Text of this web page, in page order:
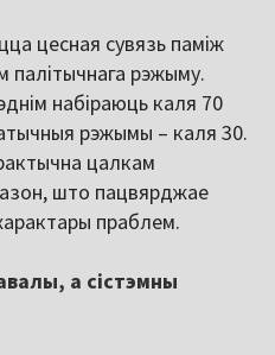
цесная сувязь паміж
палітычнага рэжыму.
набіраюць каля 70
рэжымы – каля 30.
цалкам
што пацвярджае
праблем.
а сістэмны